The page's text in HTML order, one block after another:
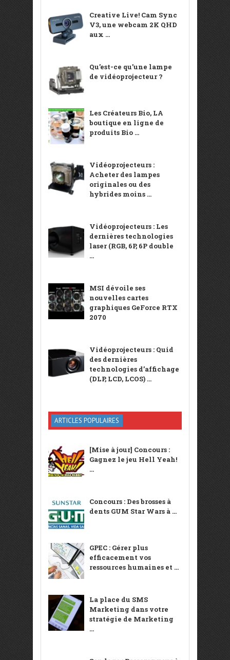
Creative Live! Cam Sync
V3, une webcam 2K QHD
aux ...
Qu’est-ce qu’une lampe
de vidéoprojecteur ?
Les Créateurs Bio, LA
boutique en ligne de
produits Bio ...
Vidéoprojecteurs :
Acheter des lampes
originales ou des
hybrides moins ...
Vidéoprojecteurs : Les
dernières technologies
laser (RGB, 6P, 6P double
...
MSI dévoile ses
nouvelles cartes
graphiques GeForce RTX
2070
Vidéoprojecteurs : Quid
des dernières
technologies d’affichage
(DLP, LCD, LCOS) ...
ARTICLES POPULAIRES
[Mise à jour] Concours :
Gagnez le jeu Hell Yeah!
...
Concours : Des brosses à
dents GUM Star Wars à ...
GPEC : Gérer plus
efficacement vos
ressources humaines et ...
La place du SMS
Marketing dans votre
stratégie de Marketing
...